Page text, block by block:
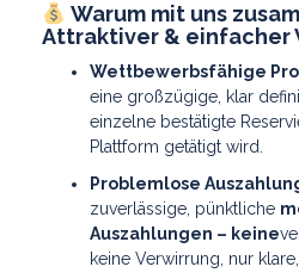
Warum mit uns
Attraktiver & einfacher
Wettbewerbsfähige
eine großzügige, klar
einzelne bestätigte
Plattform getätigt wird.
Problemlose
zuverlässige, pünktliche
Auszahlungen – keine
keine Verwirrung, nur